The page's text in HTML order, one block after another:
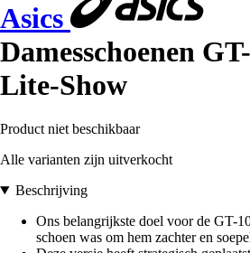
Asics
Damesschoenen
Lite-Show
Product niet beschikbaar
Alle varianten zijn uitverkocht
Beschrijving
Ons belangrijkste doel voor de
schoen was om hem zachter en